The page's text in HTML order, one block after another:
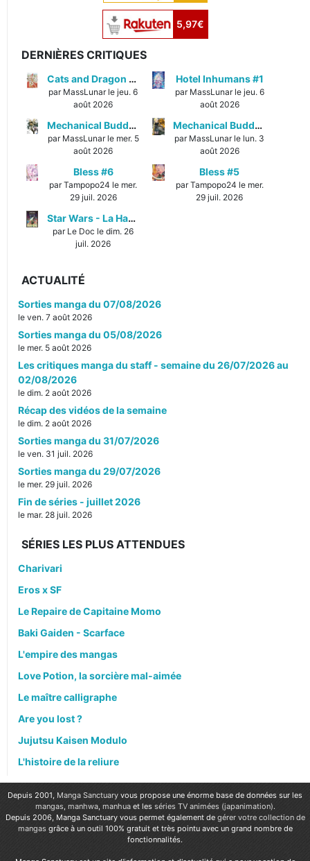
5,97€
DERNIÈRES CRITIQUES
Cats and Dragon #3
par MassLunar le jeu. 6
août 2026
Hotel Inhumans #1
par MassLunar le jeu. 6
août 2026
Mechanical Buddy Universe #1
par MassLunar le mer. 5
août 2026
Mechanical Buddy Universe #0
par MassLunar le lun. 3
août 2026
Bless #6
par Tampopo24 le mer.
29 juil. 2026
Bless #5
par Tampopo24 le mer.
29 juil. 2026
Star Wars - La Haute République - Un équilibre fragile
par Le Doc le dim. 26
juil. 2026
ACTUALITÉ
Sorties manga du 07/08/2026
le ven. 7 août 2026
Sorties manga du 05/08/2026
le mer. 5 août 2026
Les critiques manga du staff - semaine du 26/07/2026 au
02/08/2026
le dim. 2 août 2026
Récap des vidéos de la semaine
le dim. 2 août 2026
Sorties manga du 31/07/2026
le ven. 31 juil. 2026
Sorties manga du 29/07/2026
le mer. 29 juil. 2026
Fin de séries - juillet 2026
le mar. 28 juil. 2026
SÉRIES LES PLUS ATTENDUES
Charivari
Eros x SF
Le Repaire de Capitaine Momo
Baki Gaiden - Scarface
L'empire des mangas
Love Potion, la sorcière mal-aimée
Le maître calligraphe
Are you lost ?
Jujutsu Kaisen Modulo
L'histoire de la reliure
Depuis 2001, Manga Sanctuary vous propose une énorme base de données sur les
mangas, manhwa, manhuaet les séries TV animées (japanimation).
Depuis 2006, Manga Sanctuary vous permet également de gérer votre collection de
mangas grâce à un outil 100% gratuit et très pointu avec un grand nombre de
fonctionnalités.